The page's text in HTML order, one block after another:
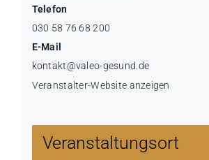
Telefon
030 58 76 68 200
E-Mail
kontakt@valeo-gesund.de
Veranstalter-Website anzeigen
Veranstaltungsort